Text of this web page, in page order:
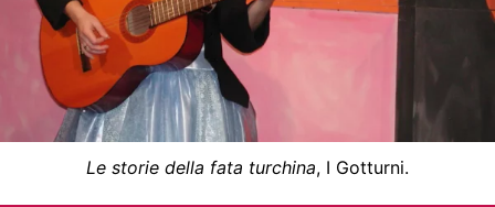
Le storie della fata turchina, I Gotturni.